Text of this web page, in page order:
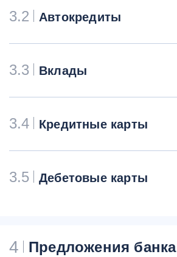
3.2 Автокредиты
3.3 Вклады
3.4 Кредитные карты
3.5 Дебетовые карты
4 Предложения банка